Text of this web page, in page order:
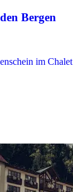
Bergen
im Chalet